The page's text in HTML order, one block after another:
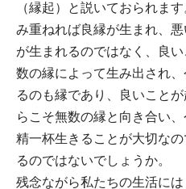
（縁起）と説いておられま
み重ねれば良縁が生まれ、
が生まれるのではなく、良
数の縁によって生み出され
るのも縁であり、良いこと
らこそ無数の縁と向き合い
精一杯生きることが大切な
るのではないでしょうか。
残念ながら私たちの生活に